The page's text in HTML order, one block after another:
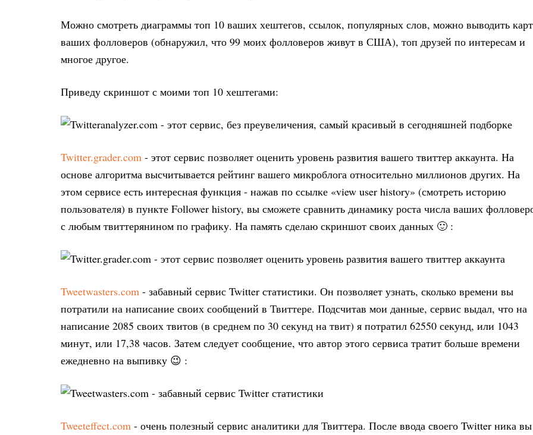
Можно смотреть диаграммы топ 10 ваших хештегов, ссылок, популярных слов, можно выводить
ваших фолловеров (обнаружил, что 99 моих фолловеров живут в США), топ друзей по интересам и
многое другое.
Приведу скриншот с моими топ 10 хештегами:
Twitter.grader.com - этот сервис позволяет оценить уровень развития вашего твиттер аккаунта. На
основе алгоритма высчитывается рейтинг вашего микроблога относительно миллионов других. На
этом сервисе есть интересная функция - нажав по ссылке «view user history» (смотреть историю
пользователя) в пункте Follower history, вы сможете сравнить динамику роста числа ваших
с любым твиттерянином по графику. На память сделаю скриншот своих данных 🙂 :
Tweetwasters.com - забавный сервис Twitter статистики. Он позволяет узнать, сколько времени вы
потратили на написание своих сообщений в Твиттере. Подсчитав мои данные, сервис выдал, что на
написание 2085 своих твитов (в среднем по 30 секунд на твит) я потратил 62550 секунд, или 1043
минут, или 17,38 часов. Затем следует сообщение, что автор этого сервиса тратит больше времени
ежедневно на выпивку 😉 :
Tweeteffect.com - очень полезный сервис аналитики для Твиттера. После ввода своего Twitter ника вы